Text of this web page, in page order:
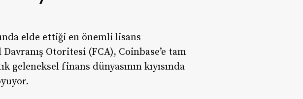
elde ettiği en önemli lisans
Otoritesi (FCA), Coinbase’e tam
finans dünyasının kıyısında